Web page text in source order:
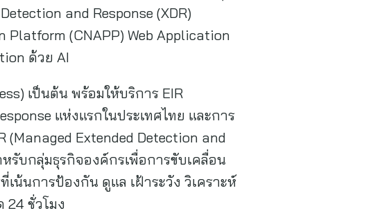
and Response (XDR)
Platform (CNAPP) Web Application
ด้วย AI
เป็นต้น พร้อมให้บริการ EIR
แห่งแรกในประเทศไทย และการ
(Managed Extended Detection and
หรับกลุ่มธุรกิจองค์กรเพื่อการขับเคลื่อน
น้นการป้องกัน ดูแล เฝ้าระวัง วิเคราะห์
24 ชั่วโมง